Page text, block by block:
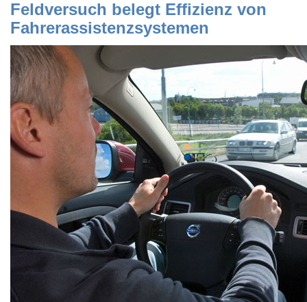
Feldversuch belegt Effizienz von
Fahrerassistenzsystemen